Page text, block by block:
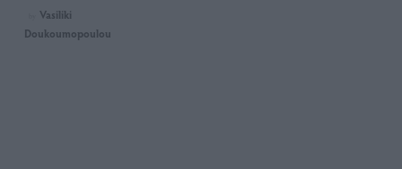
Vasiliki
Doukoumopoulou